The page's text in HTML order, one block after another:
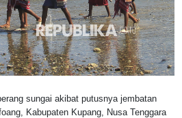
sungai akibat putusnya jembatan
Kabupaten Kupang, Nusa Tenggara